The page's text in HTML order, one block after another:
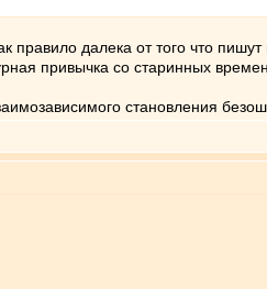
правило далека от того что
привычка со старинных времен.
становления